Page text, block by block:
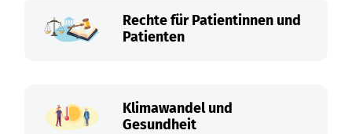
Rechte für Patientinnen und
Patienten
Klimawandel und
Gesundheit